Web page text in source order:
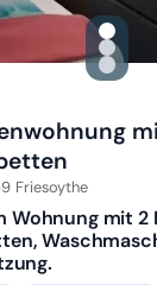
Zu
Zu
Zu
Friesoythe
Wohnung mit 2